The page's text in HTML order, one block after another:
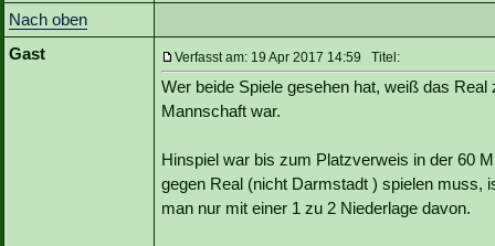
Nach oben
Gast
Verfasst am: 19 Apr 2017 14:59 Titel:
Wer beide Spiele gesehen hat, weiß das
Mannschaft war.
Hinspiel war bis zum Platzverweis in der 60
gegen Real (nicht Darmstadt ) spielen
man nur mit einer 1 zu 2 Niederlage davon.